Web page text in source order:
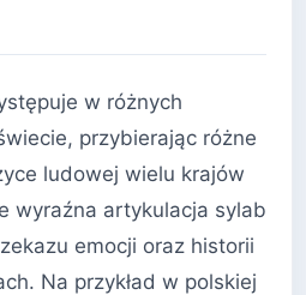
w różnych
przybierając różne
ludowej wielu krajów
wyraźna artykulacja sylab
emocji oraz historii
Na przykład w polskiej